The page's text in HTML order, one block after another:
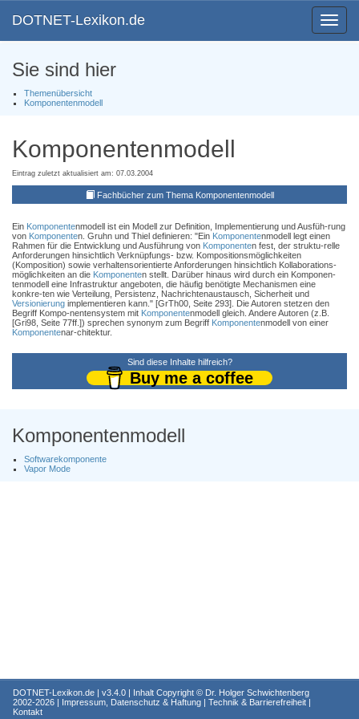
Toggle
DOTNET-Lexikon.de
Sie sind hier
Themenübersicht
Komponentenmodell
Komponentenmodell
Eintrag zuletzt aktualisiert am: 07.03.2004
Fachbücher zum Thema Komponentenmodell
Ein Komponentenmodell ist ein Modell zur Definition, Implementierung und Ausfüh-rung
von Komponenten. Gruhn und Thiel definieren: "Ein Komponentenmodell legt einen
Rahmen für die Entwicklung und Ausführung von Komponenten fest, der struktu-relle
Anforderungen hinsichtlich Verknüpfungs- bzw. Kompositionsmöglichkeiten
(Komposition) sowie verhaltensorientierte Anforderungen hinsichtlich Kollaborations-
möglichkeiten an die Komponenten stellt. Darüber hinaus wird durch ein Komponen-
tenmodell eine Infrastruktur angeboten, die häufig benötigte Mechanismen eine
konkre-ten wie Verteilung, Persistenz, Nachrichtenaustausch, Sicherheit und
Versionierung implementieren kann." [GrTh00, Seite 293]. Die Autoren stetzen den
Begriff Kompo-nentensystem mit Komponentenmodell gleich. Andere Autoren (z.B.
[Gri98, Seite 77ff.]) sprechen synonym zum Begriff Komponentenmodell von einer
Komponentenar-chitektur.
Sind diese Inhalte hilfreich?
Buy me a coffee
Komponentenmodell
Softwarekomponente
Vapor Mode
DOTNET-Lexikon.de | v3.4.0 | Inhalt Copyright © Dr. Holger Schwichtenberg
2002-2026 | Impressum, Datenschutz & Haftung | Technik & Barrierefreiheit |
Kontakt